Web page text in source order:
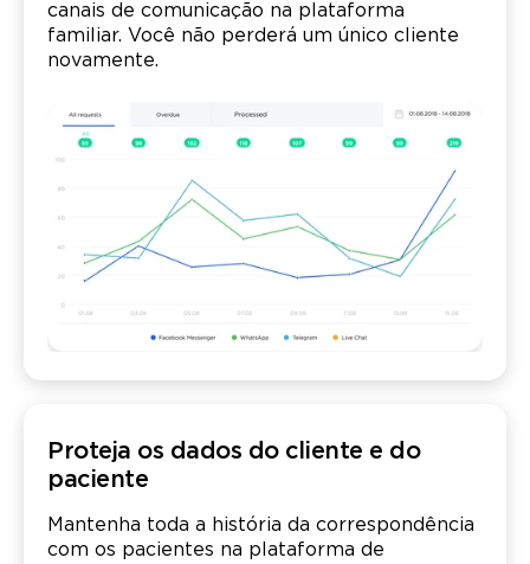
canais de comunicação na plataforma
familiar. Você não perderá um único cliente
novamente.
Proteja os dados do cliente e do
paciente
Mantenha toda a história da correspondência
com os pacientes na plataforma de